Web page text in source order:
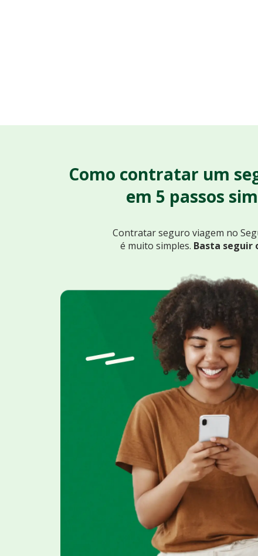
Como contratar um
em 5 passos
Contratar seguro viagem no
é muito simples. Basta seguir